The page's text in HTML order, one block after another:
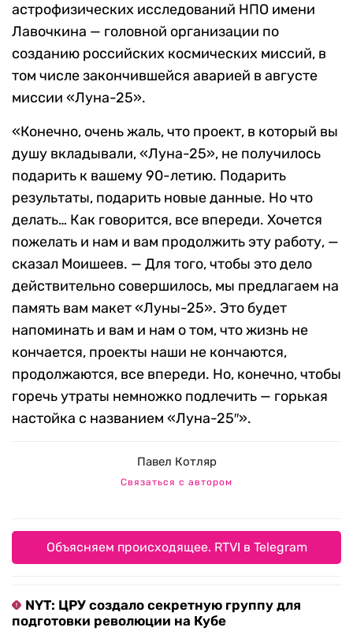
астрофизических исследований НПО имени
Лавочкина — головной организации по
созданию российских космических миссий, в
том числе закончившейся аварией в августе
миссии «Луна-25».
«Конечно, очень жаль, что проект, в который вы
душу вкладывали, «Луна-25», не получилось
подарить к вашему 90-летию. Подарить
результаты, подарить новые данные. Но что
делать… Как говорится, все впереди. Хочется
пожелать и нам и вам продолжить эту работу, —
сказал Моишеев. — Для того, чтобы это дело
действительно совершилось, мы предлагаем на
память вам макет «Луны-25». Это будет
напоминать и вам и нам о том, что жизнь не
кончается, проекты наши не кончаются,
продолжаются, все впереди. Но, конечно, чтобы
горечь утраты немножко подлечить — горькая
настойка с названием «Луна-25″».
Павел Котляр
Связаться с автором
Объясняем происходящее. RTVI в Telegram
NYT: ЦРУ создало секретную группу для
подготовки революции на Кубе